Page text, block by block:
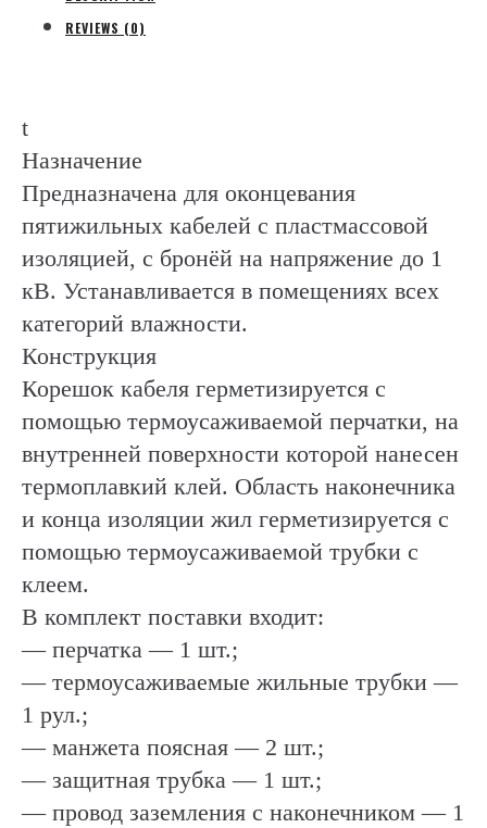
REVIEWS (0)
t
Назначение
Предназначена для оконцевания
пятижильных кабелей с пластмассовой
изоляцией, с бронёй на напряжение до 1
кВ. Устанавливается в помещениях всех
категорий влажности.
Конструкция
Корешок кабеля герметизируется с
помощью термоусаживаемой перчатки, на
внутренней поверхности которой нанесен
термоплавкий клей. Область наконечника
и конца изоляции жил герметизируется с
помощью термоусаживаемой трубки с
клеем.
В комплект поставки входит:
— перчатка — 1 шт.;
— термоусаживаемые жильные трубки —
1 рул.;
— манжета поясная — 2 шт.;
— защитная трубка — 1 шт.;
— провод заземления с наконечником — 1